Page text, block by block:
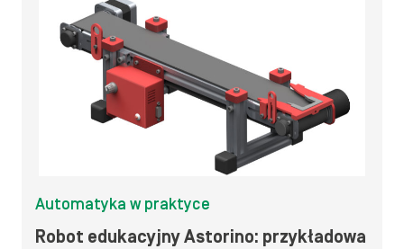
Automatyka w praktyce
Robot edukacyjny Astorino: przykładowa